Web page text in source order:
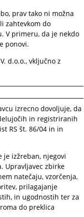
prav tako ni možna
zahtevkom do
V primeru, da je nekdo
ponovi.
d.o.o., vključno z
izrecno dovoljuje, da
in registriranih
RS št. 86/04 in in
je izžreban, njegovi
Upravljavec zbirke
natečaju, vzorčenja,
prilagajanje
in ugodnostih ter za
do preklica